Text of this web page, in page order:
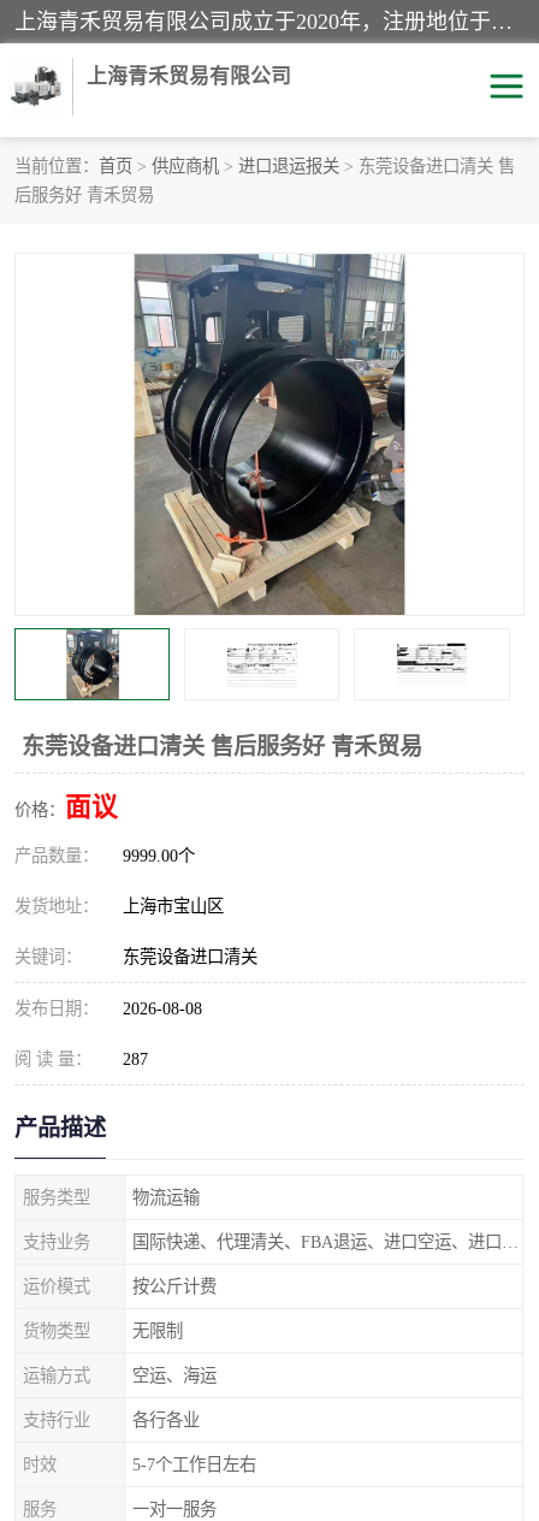
上海青禾贸易有限公司成立于2020年，注册地位于上海市宝山区。经营范围包括：机械设备、五金制品、劳防用品、电子产品、塑胶制品、家具、模具、纺织品、仪器仪表、建筑材料、装饰材料、化工产品、金属制品、机车配件等货物进出口报关、清关服务。
上海青禾贸易有限公司
当前位置： 首页 > 供应商机 > 进口退运报关 > 东莞设备进口清关 售
后服务好 青禾贸易
东莞设备进口清关 售后服务好 青禾贸易
价格： 面议
产品数量： 9999.00个
发货地址： 上海市宝山区
关键词： 东莞设备进口清关
发布日期： 2026-08-08
阅 读 量： 287
产品描述
服务类型 物流运输
支持业务
运价模式 按公斤计费
货物类型 无限制
运输方式 空运、海运
支持行业 各行各业
时效 5-7个工作日左右
服务 一对一服务
酒类饮料报关
进口退运报关 服装进口清关
进口杂货清关
家用电器报关 机床进口清关
国际灯具清关